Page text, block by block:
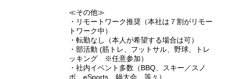
≪その他≫
・リモートワーク推奨（本社は７割がリモー
トワーク中）
・転勤なし（本人が希望する場合は可）
・部活動 (筋トレ、フットサル、野球、トレ
ッキング ※任意参加）
・社内イベント多数（BBQ、スキー／スノ
ボ、eSports、鍋大会 等々）